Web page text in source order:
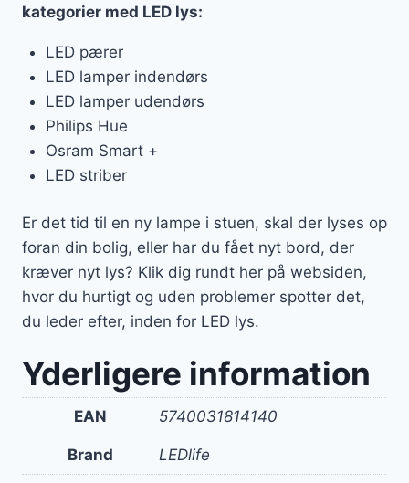
kategorier med LED lys:
LED pærer
LED lamper indendørs
LED lamper udendørs
Philips Hue
Osram Smart +
LED striber
Er det tid til en ny lampe i stuen, skal der lyses op
foran din bolig, eller har du fået nyt bord, der
kræver nyt lys? Klik dig rundt her på websiden,
hvor du hurtigt og uden problemer spotter det,
du leder efter, inden for LED lys.
Yderligere information
EAN 5740031814140
Brand LEDlife